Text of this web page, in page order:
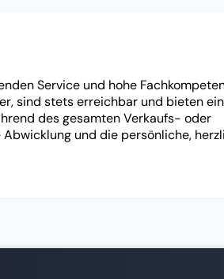
Service und hohe
sind stets erreichbar und bieten
des gesamten Verkaufs- oder
und die persönliche,